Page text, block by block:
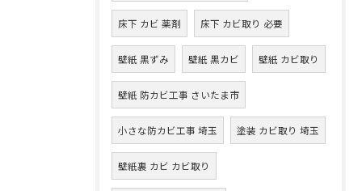
床下 カビ 薬剤 床下 カビ取り 必要
壁紙 黒ずみ 壁紙 黒カビ 壁紙 カビ取り
壁紙 防カビ工事 さいたま市
小さな防カビ工事 埼玉 塗装 カビ取り 埼玉
壁紙裏 カビ カビ取り